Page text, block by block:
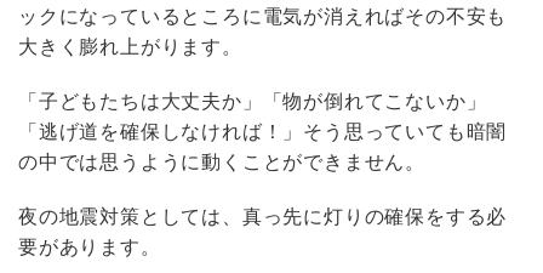
ックになっているところに電気が消えればその不安も
大きく膨れ上がります。
「子どもたちは大丈夫か」「物が倒れてこないか」
「逃げ道を確保しなければ！」そう思っていても暗闇
の中では思うように動くことができません。
夜の地震対策としては、真っ先に灯りの確保をする必
要があります。